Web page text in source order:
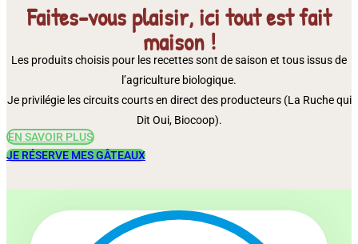
Faites-vous plaisir, ici tout est fait
maison !
Les produits choisis pour les recettes sont de saison et tous issus de
l’agriculture biologique.
Je privilégie les circuits courts en direct des producteurs (La Ruche qui
Dit Oui, Biocoop).
EN SAVOIR PLUS
JE RÉSERVE MES GÂTEAUX